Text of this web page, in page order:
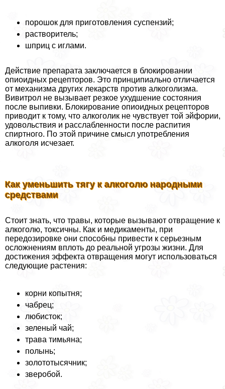
порошок для приготовления суспензий;
растворитель;
шприц с иглами.
Действие препарата заключается в блокировании
опиоидных рецепторов. Это принципиально отличается
от механизма других лекарств против алкоголизма.
Вивитрол не вызывает резкое ухудшение состояния
после выпивки. Блокирование опиоидных рецепторов
приводит к тому, что алкоголик не чувствует той эйфории,
удовольствия и расслабленности после распития
спиртного. По этой причине смысл употрeбления
алкоголя исчезает.
Как уменьшить тягу к алкоголю народными
средствами
Стоит знать, что травы, которые вызывают отвращение к
алкоголю, токсичны. Как и медикаменты, при
передозировке они способны привести к серьезным
осложнениям вплоть до реальной угрозы жизни. Для
достижения эффекта отвращения могут использоваться
следующие растения:
корни копытня;
чабрец;
любисток;
зеленый чай;
трава тимьяна;
полынь;
золототысячник;
зверобой.